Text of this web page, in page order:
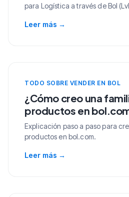
para Logística a través de Bol
Leer más →
TODO SOBRE VENDER EN BOL
¿Cómo creo una
productos en
Explicación paso a paso para
productos en bol.com.
Leer más →